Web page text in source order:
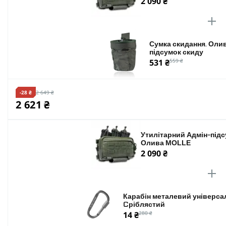
Сумка скидання.
підсумок скиду
531 ₴559 ₴
-28 ₴ 2 649 ₴
2 621 ₴
Утилітарний Адмін-
Олива MOLLE
2 090 ₴
Карабін металевий
Cріблястий
14 ₴280 ₴